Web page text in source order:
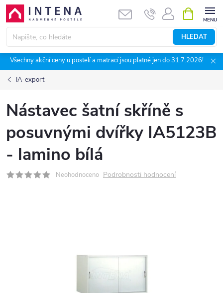
Přejít
obsah
HLEDAT
NÁKUPNÍ
KOŠÍK
Všechny akční ceny u postelí a matrací jsou platné jen do 31.7.2026!
IA-export
Nástavec šatní skříně s
posuvnými dvířky IA5123B
- lamino bílá
Neohodnoceno Podrobnosti hodnocení